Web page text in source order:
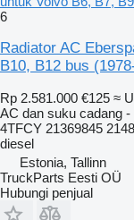
6
Radiator AC
B10, B12 bus
Rp 2.581.000 €125 ≈
AC dan suku cadang -
4TFCY 21369845
diesel
Estonia, Tallinn
TruckParts Eesti OÜ
Hubungi penjual